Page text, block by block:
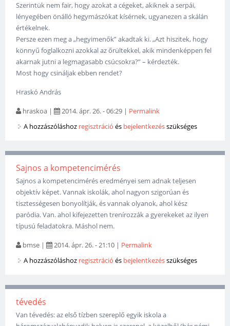
Szerintük nem fair, hogy azokat a cégeket, akiknek a serpái,
lényegében önálló hegymászókat kísérnek, ugyanezen a skálán
értékelnek.
Persze ezen meg a „hegyimenők” akadtak ki. „Azt hiszitek, hogy
könnyű foglalkozni azokkal az őrültekkel, akik mindenképpen fel
akarnak jutni a legmagasabb csúcsokra?” – kérdezték.
Most hogy csináljak ebben rendet?
Hraskó András
hraskoa | 2014. ápr. 26. - 06:29 | Permalink
A hozzászóláshoz regisztráció és bejelentkezésszükséges
Sajnos a kompetencimérés
Sajnos a kompetencimérés eredményei sem adnak teljesen
objektív képet. Vannak iskolák, ahol nagyon szigorúan és
tisztességesen bonyolítják, és vannak olyanok, ahol kész
paródia. Van. ahol kifejezetten trenírozzák a gyerekeket az ilyen
típusú feladatokra. Máshol nem.
bmse | 2014. ápr. 26. - 21:10 | Permalink
A hozzászóláshoz regisztráció és bejelentkezésszükséges
tévedés
Van tévedés: az első tízben szereplő egyik iskola a